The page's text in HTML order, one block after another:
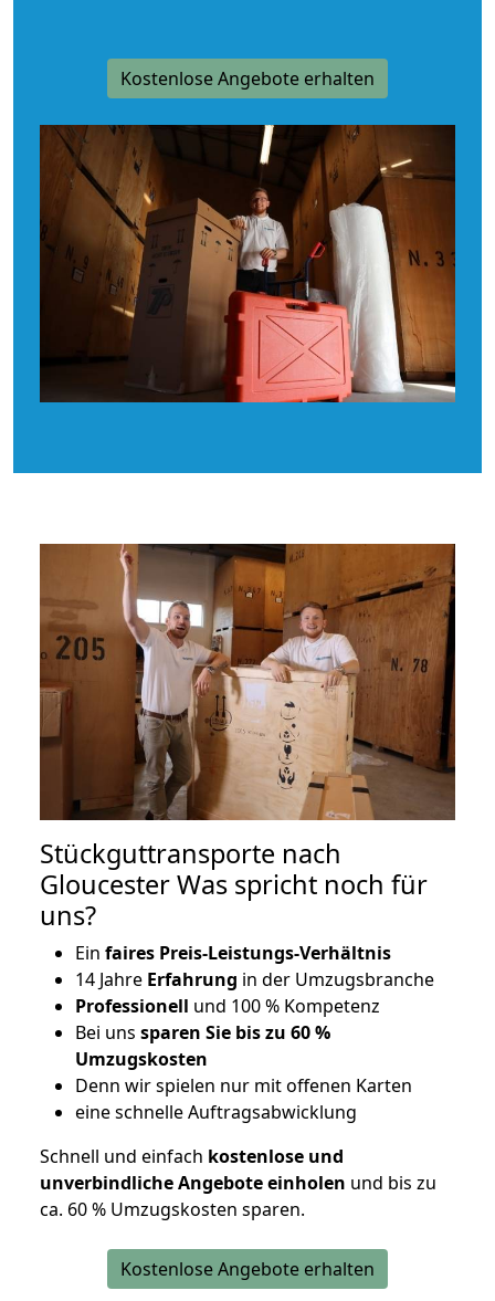
Kostenlose Angebote erhalten
Stückguttransporte nach
Gloucester Was spricht noch für
uns?
Ein faires Preis-Leistungs-Verhältnis
14 Jahre Erfahrung in der Umzugsbranche
Professionell und 100 % Kompetenz
Bei uns sparen Sie bis zu 60 %
Umzugskosten
Denn wir spielen nur mit offenen Karten
eine schnelle Auftragsabwicklung
Schnell und einfach kostenlose und
unverbindliche Angebote einholen und bis zu
ca. 60 % Umzugskosten sparen.
Kostenlose Angebote erhalten